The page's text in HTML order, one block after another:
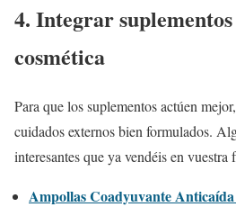
4. Integrar
cosmética
Para que los suplementos actúen
cuidados externos bien formulados.
interesantes que ya vendéis en vuestra
Ampollas Coadyuvante